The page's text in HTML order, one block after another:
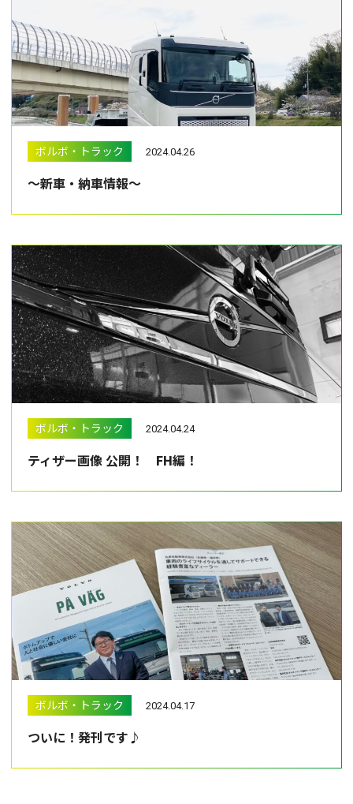
ボルボ・トラック 2024.04.26
～新車・納車情報～
ボルボ・トラック 2024.04.24
ティザー画像 公開！ FH編！
ボルボ・トラック 2024.04.17
ついに！発刊です♪